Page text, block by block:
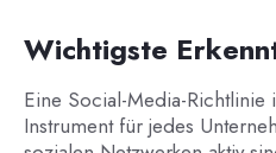
Wichtigste
Eine Social-Media-Richtlinie
Instrument für jedes